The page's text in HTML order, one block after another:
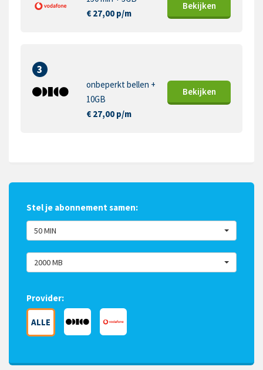
€ 27,00 p/m
Bekijken
3
onbeperkt bellen +
10GB
€ 27,00 p/m
Bekijken
Stel je abonnement samen:
50 MIN
2000 MB
Provider:
ALLE